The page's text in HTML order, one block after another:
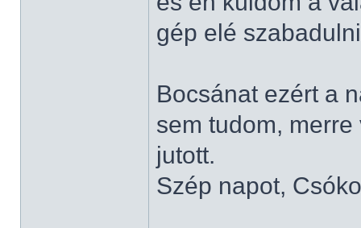
gép elé
Bocsánat ezért a
sem tudom,
jutott.
Szép napot,